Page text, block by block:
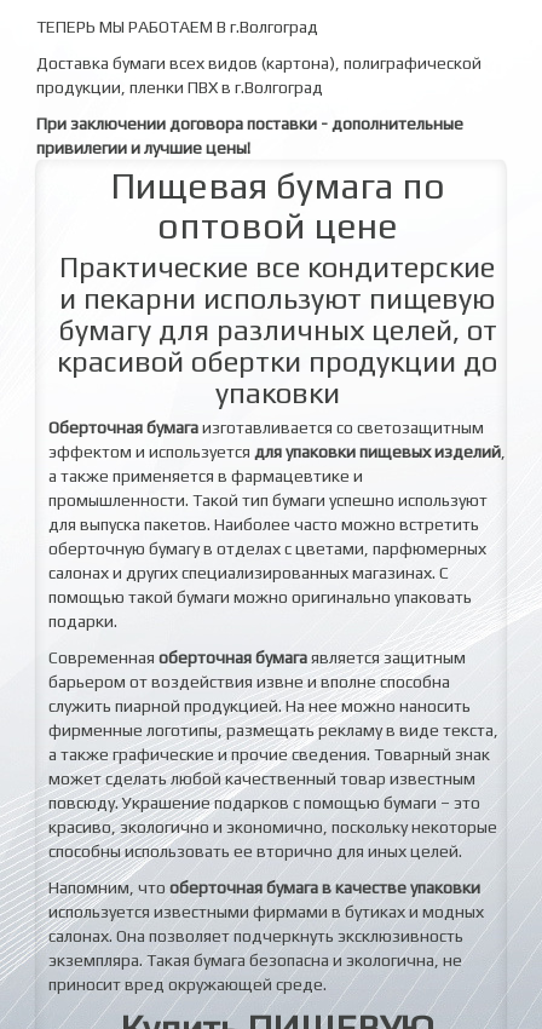
ТЕПЕРЬ МЫ РАБОТАЕМ В г.Волгоград
Доставка бумаги всех видов (картона), полиграфической
продукции, пленки ПВХ в г.Волгоград
При заключении договора поставки - дополнительные
привилегии и лучшие цены!
Пищевая бумага по
оптовой цене
Практические все кондитерские
и пекарни используют пищевую
бумагу для различных целей, от
красивой обертки продукции до
упаковки
Оберточная бумагаизготавливается со светозащитным
эффектом и используется для упаковки пищевых изделий
а также применяется в фармацевтике и
промышленности. Такой тип бумаги успешно используют
для выпуска пакетов. Наиболее часто можно встретить
оберточную бумагу в отделах с цветами, парфюмерных
салонах и других специализированных магазинах. С
помощью такой бумаги можно оригинально упаковать
подарки.
Современная оберточная бумагаявляется защитным
барьером от воздействия извне и вполне способна
служить пиарной продукцией. На нее можно наносить
фирменные логотипы, размещать рекламу в виде текста,
а также графические и прочие сведения. Товарный знак
может сделать любой качественный товар известным
повсюду. Украшение подарков с помощью бумаги – это
красиво, экологично и экономично, поскольку некоторые
способны использовать ее вторично для иных целей.
Напомним, что оберточная бумага в качестве упаковки
используется известными фирмами в бутиках и модных
салонах. Она позволяет подчеркнуть эксклюзивность
экземпляра. Такая бумага безопасна и экологична, не
приносит вред окружающей среде.